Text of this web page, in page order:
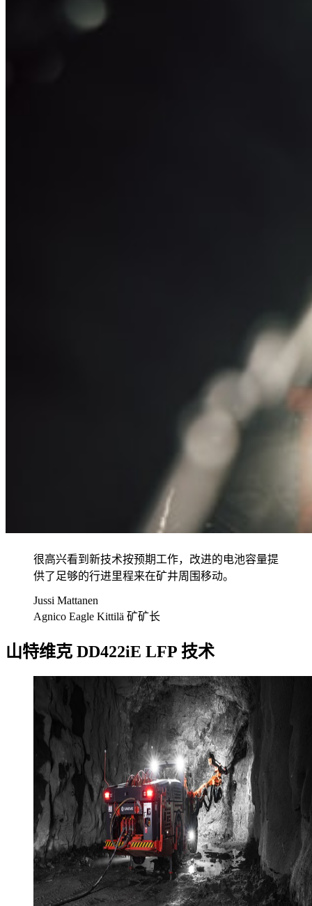
很高兴看到新技术按预期工作，改进的电池容量提
供了足够的行进里程来在矿井周围移动。
Jussi Mattanen
Agnico Eagle Kittilä 矿矿长
山特维克 DD422iE LFP 技术